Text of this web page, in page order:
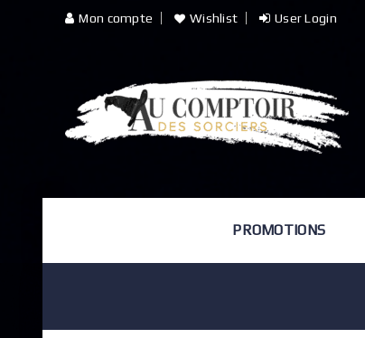
Mon compte Wishlist User Login
PROMOTIONS